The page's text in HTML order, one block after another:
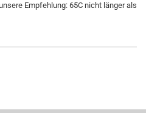
Empfehlung: 65C nicht länger als